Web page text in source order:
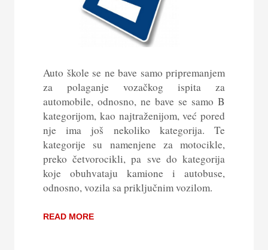
Auto škole se ne bave samo pripremanjem
za polaganje vozačkog ispita za
automobile, odnosno, ne bave se samo B
kategorijom, kao najtraženijom, već pored
nje ima još nekoliko kategorija. Te
kategorije su namenjene za motocikle,
preko četvorocikli, pa sve do kategorija
koje obuhvataju kamione i autobuse,
odnosno, vozila sa priključnim vozilom.
READ MORE